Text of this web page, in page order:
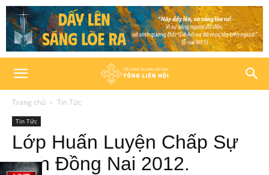
Trang chủ Tin Tức
Tin Tức
Lớp Huấn Luyện Chấp Sự
Tỉnh Đồng Nai 2012.